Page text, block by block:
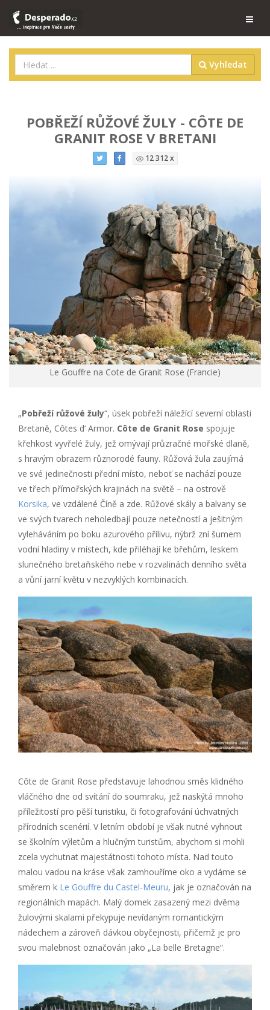
Vyhledat
POBŘEŽÍ RŮŽOVÉ ŽULY - CÔTE DE
GRANIT ROSE V BRETANI
12 312 x
Le Gouffre na Cote de Granit Rose (Francie)
„Pobřeží růžové žuly“, úsek pobřeží náležící severní oblasti
Bretaně, Côtes d‘ Armor. Côte de Granit Rose spojuje
křehkost vyvřelé žuly, jež omývají průzračné mořské dlaně,
s hravým obrazem různorodé fauny. Růžová žula zaujímá
ve své jedinečnosti přední místo, neboť se nachází pouze
ve třech přímořských krajinách na světě – na ostrově
Korsika, ve vzdálené Číně a zde. Růžové skály a balvany se
ve svých tvarech neholedbají pouze netečností a ješitným
vyleháváním po boku azurového přílivu, nýbrž zní šumem
vodní hladiny v místech, kde přiléhají ke břehům, leskem
slunečného bretaňského nebe v rozvalinách denního světa
a vůní jarní květu v nezvyklých kombinacích.
Côte de Granit Rose představuje lahodnou směs klidného
vláčného dne od svítání do soumraku, jež naskýtá mnoho
příležitostí pro pěší turistiku, či fotografování úchvatných
přírodních scenérií. V letním období je však nutné vyhnout
se školním výletům a hlučným turistům, abychom si mohli
zcela vychutnat majestátnosti tohoto místa. Nad touto
malou vadou na kráse však zamhouříme oko a vydáme se
směrem k Le Gouffre du Castel-Meuru, jak je označován na
regionálních mapách. Malý domek zasazený mezi dvěma
žulovými skalami překypuje nevídaným romantickým
nádechem a zároveň dávkou obyčejnosti, přičemž je pro
svou malebnost označován jako „La belle Bretagne“.